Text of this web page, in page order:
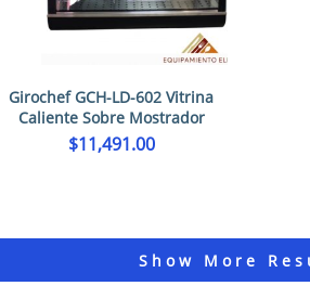
Girochef GCH-LD-602 Vitrina
Caliente Sobre Mostrador
$11,491.00